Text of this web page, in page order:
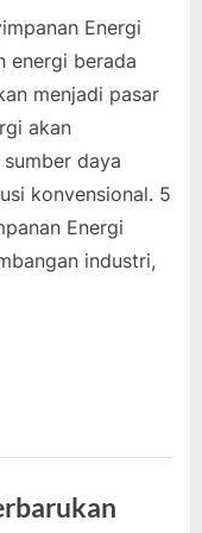
Energi
energi berada
menjadi pasar
akan
daya
konvensional. 5
Energi
industri,